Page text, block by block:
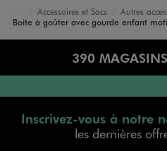
Accueil
Fille
Accessoires et Sacs
Autres
Boite à goûter avec gourde enfant
390
Inscrivez-vous à notre
les dernières